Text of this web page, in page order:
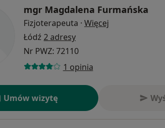
mgr Magdalena Furmańska
Fizjoterapeuta · Więcej
Łódź 2 adresy
Nr PWZ: 72110
1 opinia
Umów wizytę